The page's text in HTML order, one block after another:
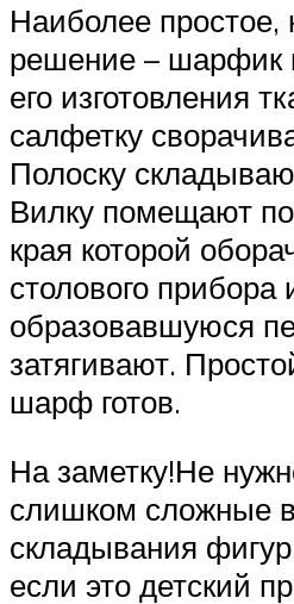
Наиболее
решение – шарфик
его изготовления
салфетку
Полоску
Вилку помещают
края которой
столового прибора
образовавшуюся
затягивают.
шарф готов.
На заметку!Не
слишком сложные
складывания
если это детский